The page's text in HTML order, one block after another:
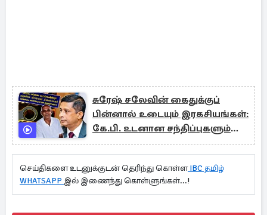
சுரேஷ் சலேவின் கைதுக்குப்
பின்னால் உடையும் இரகசியங்கள்:
கே.பி. உடனான சந்திப்புகளும்
மூடிமறைக்கப்பட்ட புலிகளின்
சொத்துக் குவிப்புகளும்!
செய்திகளை உடனுக்குடன் தெரிந்து கொள்ளIBC தமிழ்
WHATSAPP இல் இணைந்து கொள்ளுங்கள்...!